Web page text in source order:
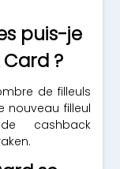
puis-je
?
de filleuls
nouveau filleul
cashback